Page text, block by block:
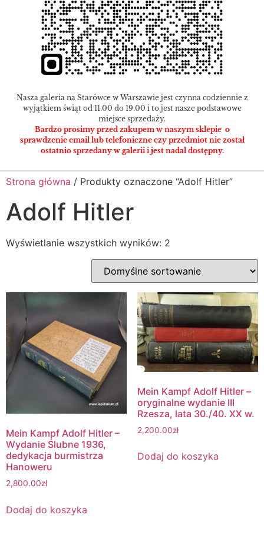
Nasza galeria na Starówce w Warszawie jest czynna codziennie z
wyjątkiem świąt od 11.00 do 19.00 i to jest nasze podstawowe
miejsce sprzedaży.
Bardzo prosimy przed zakupem w naszym sklepie o
sprawdzenie email lub telefoniczne czy przedmiot nie został
ostatnio sprzedany w galerii i jest nadal dostępny.
Strona główna / Produkty oznaczone “Adolf Hitler”
Adolf Hitler
Wyświetlanie wszystkich wyników: 2
Mein Kampf Adolf Hitler –
Wydanie Ślubne 1936,
dedykacja burmistrza
Hanoweru
2,800.00zł
Dodaj do koszyka
Mein Kampf Adolf Hitler –
oryginalne wydanie III
Rzesza, lata 30./40. XX w.
2,200.00zł
Dodaj do koszyka